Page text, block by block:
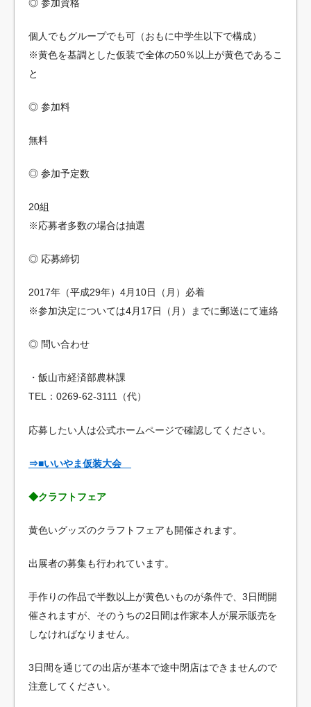
◎ 参加資格
個人でもグループでも可（おもに中学生以下で構成）
※黄色を基調とした仮装で全体の50％以上が黄色であるこ
と
◎ 参加料
無料
◎ 参加予定数
20組
※応募者多数の場合は抽選
◎ 応募締切
2017年（平成29年）4月10日（月）必着
※参加決定については4月17日（月）までに郵送にて連絡
◎ 問い合わせ
・飯山市経済部農林課
TEL：0269-62-3111（代）
応募したい人は公式ホームページで確認してください。
⇒■いいやま仮装大会
◆クラフトフェア
黄色いグッズのクラフトフェアも開催されます。
出展者の募集も行われています。
手作りの作品で半数以上が黄色いものが条件で、3日間開
催されますが、そのうちの2日間は作家本人が展示販売を
しなければなりません。
3日間を通じての出店が基本で途中閉店はできませんので
注意してください。